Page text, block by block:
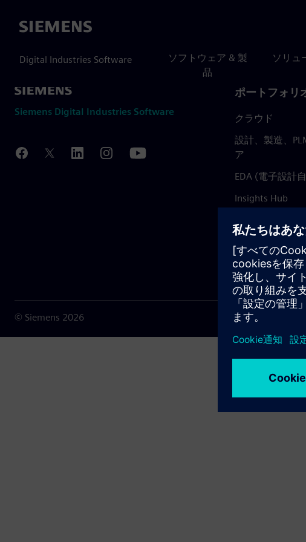
Siemens
Digital Industries Software
ソフトウェア & 製
品
ソリュ
Siemens Digital Industries Software
ポートフォリ
クラウド
設計、製造、
ア
EDA (電子設計
Insights Hub
© Siemens 2026